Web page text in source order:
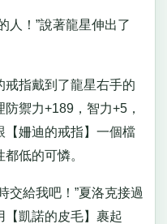
！”說著龍星伸出了
指戴到了龍星右手的
禦力+189，智力+5，
【姍迪的戒指】一個檔
低的可憐。
給我吧！”夏洛克接過
【凱諾的皮毛】裹起